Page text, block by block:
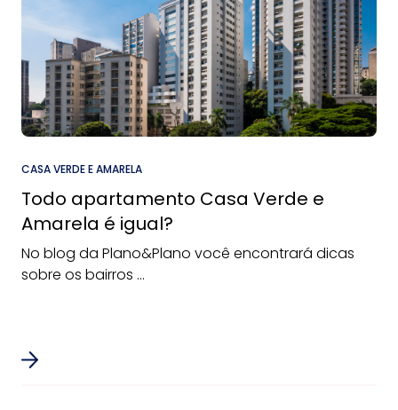
CASA VERDE E AMARELA
Todo apartamento Casa Verde e
Amarela é igual?
No blog da Plano&Plano você encontrará dicas
sobre os bairros ...